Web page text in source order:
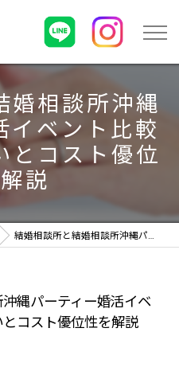
婚相談所沖縄
イベント比較
とコスト優位
説
結婚相談所と結婚相談所沖縄パーティー婚活イベント比較で理想の出会いとコスト優位性を解説
縄パーティー婚活イベ
コスト優位性を解説